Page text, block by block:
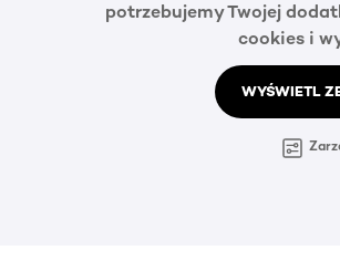
potrzebujemy Twojej
cookies i
WYŚWIETL